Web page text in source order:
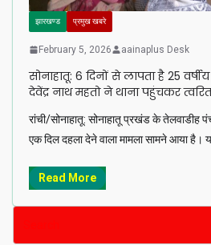
झारखण्ड प्रमुख खबरे
February 5, 2026 aainaplus Desk
सोनाहातू: 6 दिनों से लापता है 25
देवेंद्र नाथ महतो ने थाना पहुंचकर
रांची/सोनाहातू: सोनाहातू प्रखंड के तेलवाडीह
एक दिल दहला देने वाला मामला सामने आया है।
Read More